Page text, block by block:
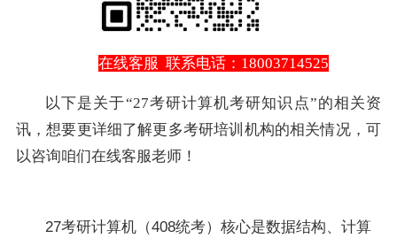
在线客服 联系电话：18003714525
以下是关于“27考研计算机考研知识点”的相关资
讯，想要更详细了解更多考研培训机构的相关情况，可
以咨询咱们在线客服老师！
27考研计算机（408统考）核心是数据结构、计算